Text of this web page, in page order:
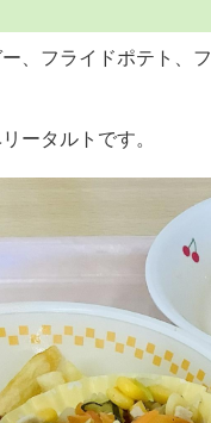
、フライドポテト、
ータルトです。